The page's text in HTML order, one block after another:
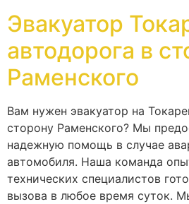
Эвакуатор
автодорога в
Раменского
Вам нужен эвакуатор на
сторону Раменского? Мы
надежную помощь в случае
автомобиля. Наша команда
технических специалистов
вызова в любое время суток.